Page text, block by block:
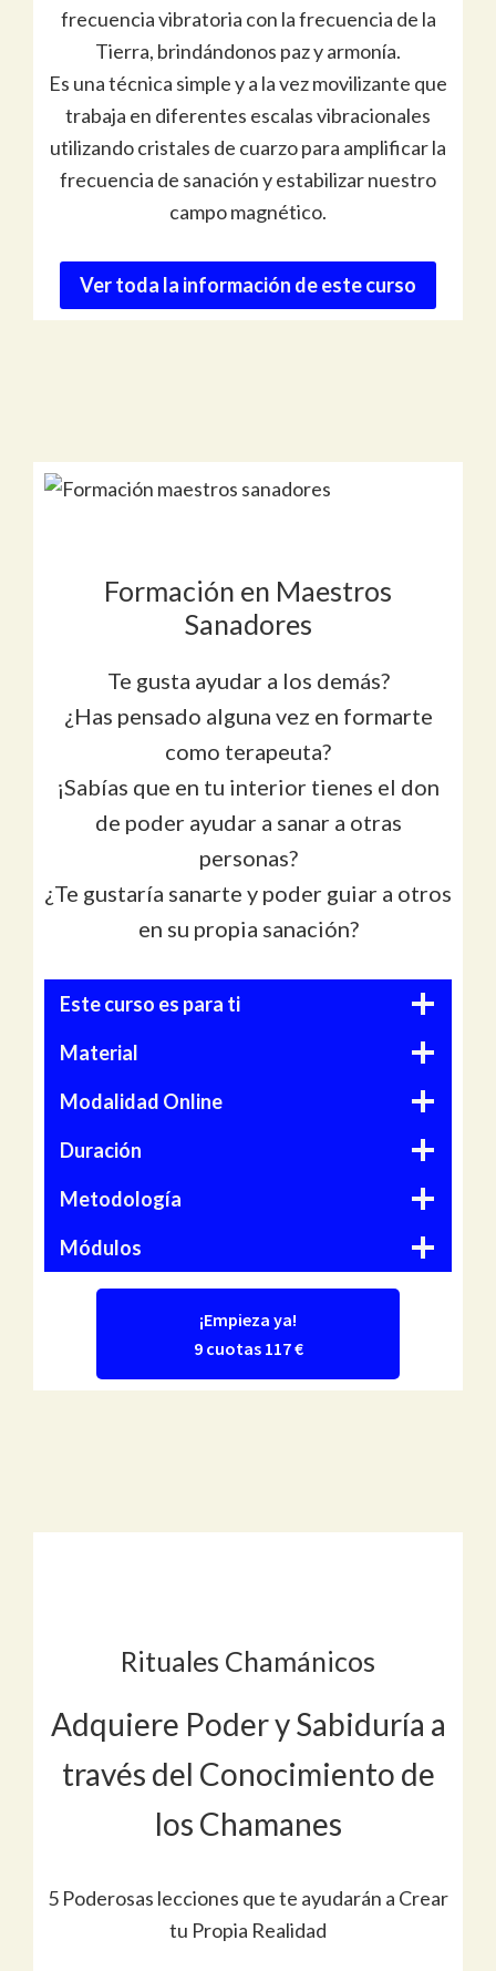
frecuencia vibratoria con la frecuencia de la
Tierra, brindándonos paz y armonía.
Es una técnica simple y a la vez movilizante que
trabaja en diferentes escalas vibracionales
utilizando cristales de cuarzo para amplificar la
frecuencia de sanación y estabilizar nuestro
campo magnético.
Ver toda la información de este curso
Formación en Maestros
Sanadores
Te gusta ayudar a los demás?
¿Has pensado alguna vez en formarte
como terapeuta?
¡Sabías que en tu interior tienes el don
de poder ayudar a sanar a otras
personas?
¿Te gustaría sanarte y poder guiar a otros
en su propia sanación?
Este curso es para ti
Material
Modalidad Online
Duración
Metodología
Módulos
¡Empieza ya!
9 cuotas 117 €
Rituales Chamánicos
Adquiere Poder y Sabiduría a
través del Conocimiento de
los Chamanes
5 Poderosas lecciones que te ayudarán a Crear
tu Propia Realidad